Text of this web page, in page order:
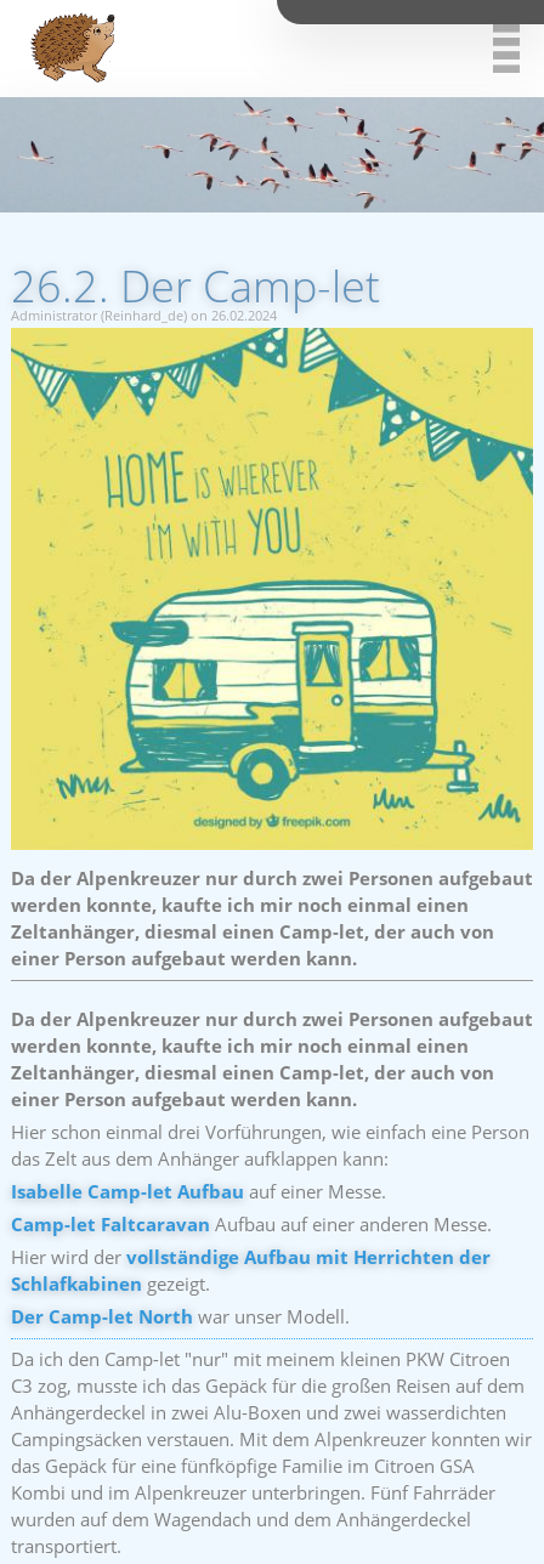
26.2. Der Camp-let
Administrator (Reinhard_de) on 26.02.2024
Da der Alpenkreuzer nur durch zwei Personen aufgebaut
werden konnte, kaufte ich mir noch einmal einen
Zeltanhänger, diesmal einen Camp-let, der auch von
einer Person aufgebaut werden kann.
Da der Alpenkreuzer nur durch zwei Personen aufgebaut
werden konnte, kaufte ich mir noch einmal einen
Zeltanhänger, diesmal einen Camp-let, der auch von
einer Person aufgebaut werden kann.
Hier schon einmal drei Vorführungen, wie einfach eine Person
das Zelt aus dem Anhänger aufklappen kann:
Isabelle Camp-let Aufbau auf einer Messe.
Camp-let Faltcaravan Aufbau auf einer anderen Messe.
Hier wird der vollständige Aufbau mit Herrichten der
Schlafkabinen gezeigt.
Der Camp-let North war unser Modell.
Da ich den Camp-let "nur" mit meinem kleinen PKW Citroen
C3 zog, musste ich das Gepäck für die großen Reisen auf dem
Anhängerdeckel in zwei Alu-Boxen und zwei wasserdichten
Campingsäcken verstauen. Mit dem Alpenkreuzer konnten wir
das Gepäck für eine fünfköpfige Familie im Citroen GSA
Kombi und im Alpenkreuzer unterbringen. Fünf Fahrräder
wurden auf dem Wagendach und dem Anhängerdeckel
transportiert.